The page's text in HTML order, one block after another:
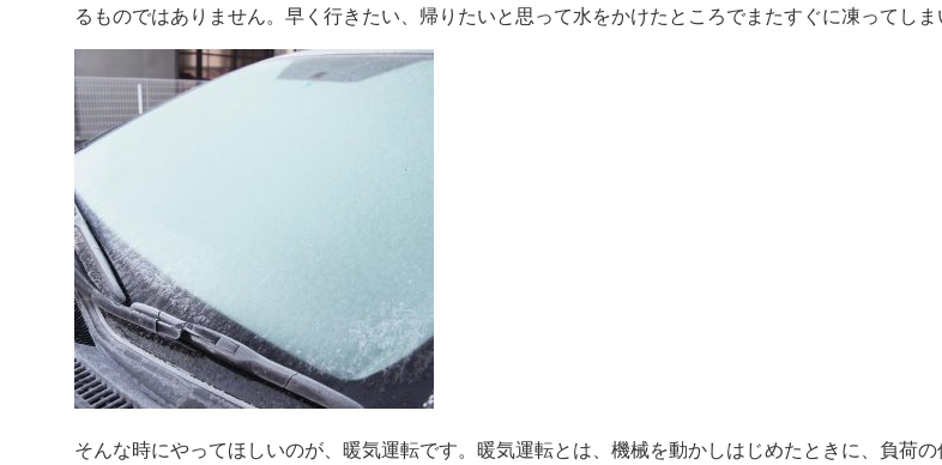
るものではありません。早く行きたい、帰りたいと思って水をかけたところでまたすぐに凍ってしま
そんな時にやってほしいのが、暖気運転です。暖気運転とは、機械を動かしはじめたときに、負荷